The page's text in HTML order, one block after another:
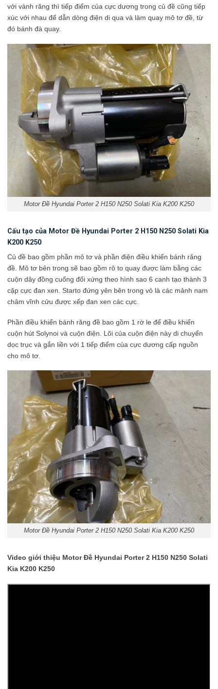
với vành răng thì tiếp điểm của cực dương trong củ đề cũng tiếp
xúc với nhau để dẫn dòng điện di qua và làm quay mô tơ đề, từ
đó bánh đà quay.
Motor Đề Hyundai Porter 2 H150 N250 Solati Kia K200 K250
Cấu tạo của Motor Đề Hyundai Porter 2 H150 N250 Solati Kia
K200 K250
Củ đề bao gồm phần mô tơ và phần điện điều khiển bánh răng
đề. Mô tơ bên trong sẽ bao gồm rô to quay được làm bằng các
cuộn dây đồng cuống đối xứng theo hình sao 6 canh tạo thành 3
cặp cực đan xen. Starto đứng yên bên trong vỏ là các mảnh nam
châm vĩnh cửu được xếp đan xen các cực.
Phần điều khiển bánh răng đề bao gồm 1 rờ le để điều khiển
cuộn hút Solynoi và cuộn điện. Lõi của cuộn điện này di chuyển
dọc trục và gắn liền với 1 tiếp điểm của cực dương cấp nguồn
cho mô tơ.
Motor Đề Hyundai Porter 2 H150 N250 Solati Kia K200 K250
Video giới thiệu Motor Đề Hyundai Porter 2 H150 N250 Solati
Kia K200 K250